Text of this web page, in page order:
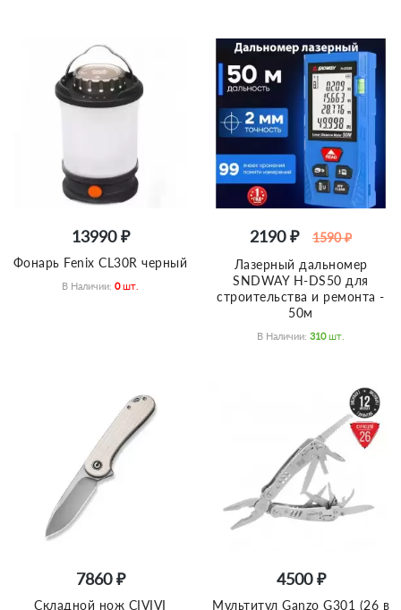
13990 ₽
Фонарь Fenix CL30R черный
В Наличии: 0 Шт.
2190 ₽
1590 ₽
Лазерный дальномер
SNDWAY H-DS50 для
строительства и ремонта -
50м
В Наличии: 310 Шт.
7860 ₽
Складной нож CIVIVI
4500 ₽
Мультитул Ganzo G301 (26 в